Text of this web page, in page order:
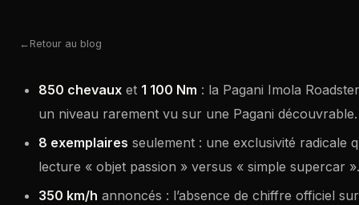
Retour au blog
850 chevaux et 1 100 Nm : la Pagani Imola
un niveau rarement vu sur une Pagani découvrable.
8 exemplaires seulement : une exclusivité radicale
lecture « objet passion » versus « simple supercar ».
350 km/h annoncés : l’absence de chiffre officiel